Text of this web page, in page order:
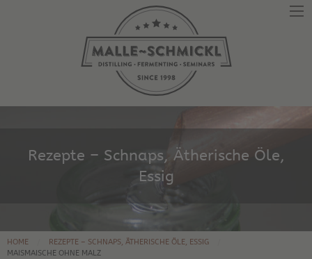
Rezepte – Schnaps, Ätherische Öle,
Essig
HOME
REZEPTE – SCHNAPS, ÄTHERISCHE ÖLE, ESSIG
MAISMAISCHE OHNE MALZ